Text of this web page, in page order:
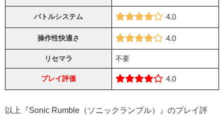
バトルシステム 4.0
操作性快適さ 4.0
リセマラ 不要
プレイ評価 4.0
以上『Sonic Rumble（ソニックランブル）』のプレイ評